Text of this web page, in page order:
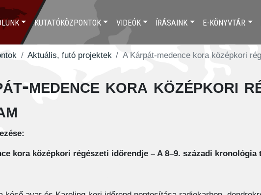
KUTATÓKÖZPONTOK VIDEÓK ÍRÁSAINK E-KÖNYVTÁR
Aktuális, futó projektek A Kárpát-medence kora középkori
medence kora középkori
kora középkori régészeti időrendje – A 8–9. századi